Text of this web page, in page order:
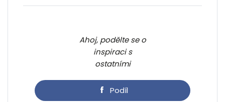
Ahoj, podělte se o
inspiraci s
ostatními
Podíl